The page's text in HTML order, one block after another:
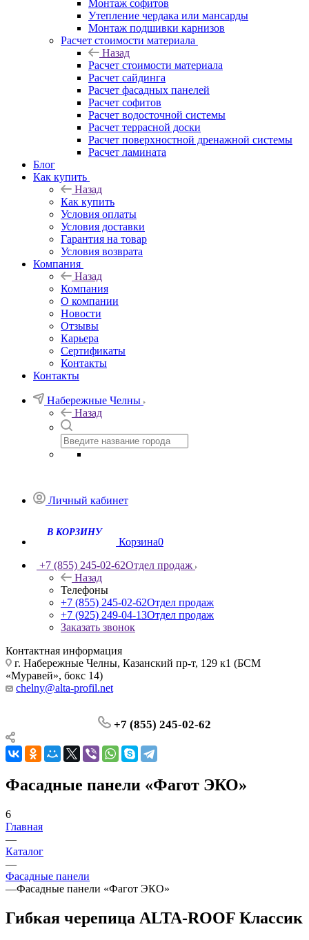
Монтаж софитов
Утепление чердака или мансарды
Монтаж подшивки карнизов
Расчет стоимости материала
Назад
Расчет стоимости материала
Расчет сайдинга
Расчет фасадных панелей
Расчет софитов
Расчет водосточной системы
Расчет террасной доски
Расчет поверхностной дренажной системы
Расчет ламината
Блог
Как купить
Назад
Как купить
Условия оплаты
Условия доставки
Гарантия на товар
Условия возврата
Компания
Назад
Компания
О компании
Новости
Отзывы
Карьера
Сертификаты
Контакты
Контакты
Набережные Челны
Назад
Личный кабинет
В КОРЗИНУ
Корзина0
+7 (855) 245-02-62Отдел продаж
Назад
Телефоны
+7 (855) 245-02-62Отдел продаж
+7 (925) 249-04-13Отдел продаж
Заказать звонок
Контактная информация
г. Набережные Челны, Казанский пр-т, 129 к1 (БСМ
«Муравей», бокс 14)
chelny@alta-profil.net
+7 (855) 245-02-62
Фасадные панели «Фагот ЭКО»
6
Главная
—
Каталог
—
Фасадные панели
—Фасадные панели «Фагот ЭКО»
Гибкая черепица ALTA-ROOF Классик